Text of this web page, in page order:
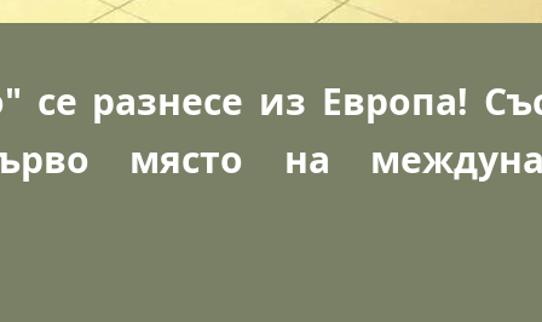
се разнесе из Европа!
място на